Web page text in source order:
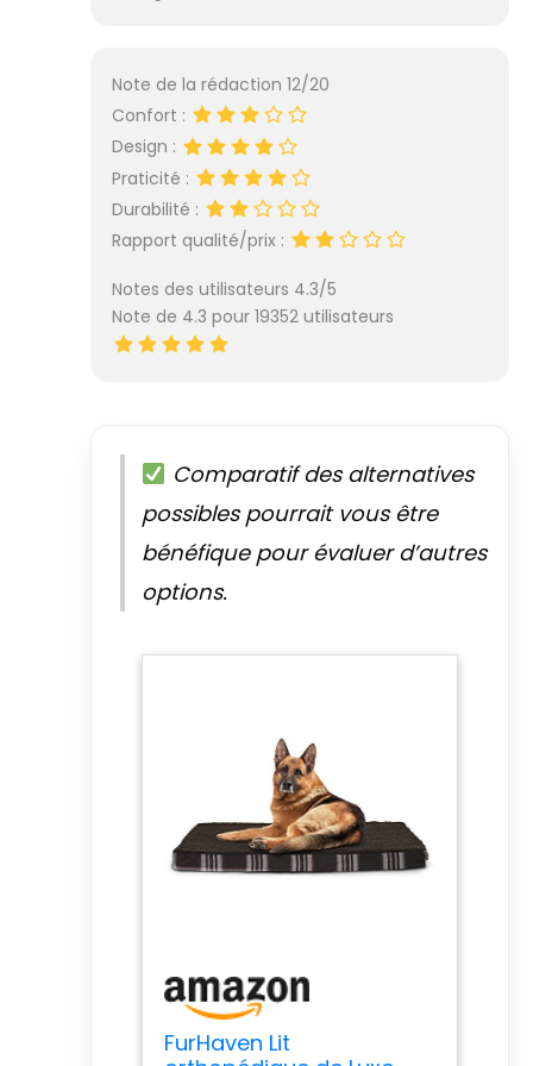
Note de la rédaction 12/20
Confort :
Design :
Praticité :
Durabilité :
Rapport qualité/prix :
Notes des utilisateurs 4.3/5
Note de 4.3 pour 19352 utilisateurs
Comparatif des alternatives
possibles pourrait vous être
bénéfique pour évaluer d’autres
options.
FurHaven Lit